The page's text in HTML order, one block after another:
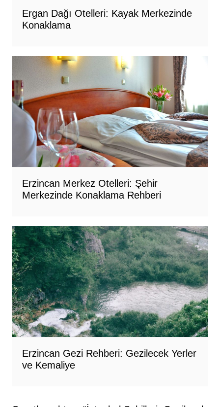
Ergan Dağı Otelleri: Kayak Merkezinde
Konaklama
Erzincan Merkez Otelleri: Şehir
Merkezinde Konaklama Rehberi
Erzincan Gezi Rehberi: Gezilecek Yerler
ve Kemaliye